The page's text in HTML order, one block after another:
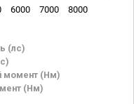
(лс)
момент (Нм)
(Нм)
6000 7000 8000